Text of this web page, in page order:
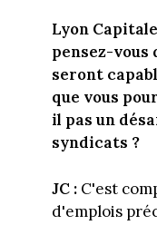
Lyon
pensez-vous
seront
que vous
il pas un
syndicats ?
JC : C'est
d'emplois